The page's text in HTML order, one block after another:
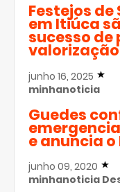
Festejos de
em Itiúca
sucesso de
junho 16, 2025
minhanoticia
Guedes
e anuncia o
junho 09, 2020
minhanoticia